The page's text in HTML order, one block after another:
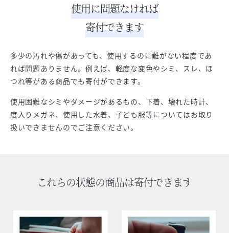
使用に問題なければ
寄付できます
多少の汚れや傷があっても、使用するのに難がない程度であ
れば問題ありません。例えば、軽度な変色やシミ、スレ、ほ
つれ等がある商品でも寄付ができます。
使用困難なシミやダメージがあるもの、下着、壊れた時計、
度入りメガネ、使用した水着、子ども服等についてはお取り
扱いできませんのでご注意ください。
これらの状態の商品は寄付できます